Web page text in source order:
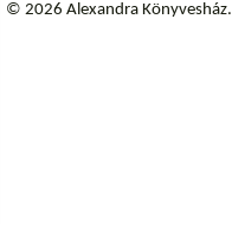
© 2026 Alexandra Könyvesház.